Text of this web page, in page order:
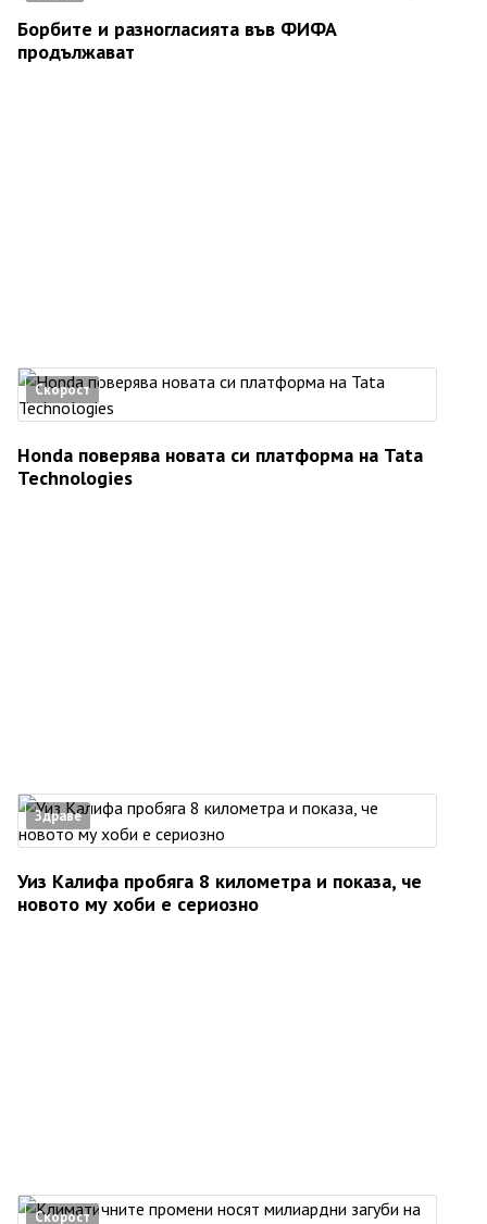
Борбите и разногласията във ФИФА
продължават
Скорост
Honda поверява новата си платформа на Tata
Technologies
Здраве
Уиз Калифа пробяга 8 километра и показа, че
новото му хоби е сериозно
Скорост